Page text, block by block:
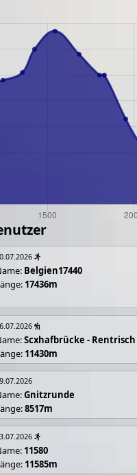
Belgien17440
17436m
Scxhafbrücke - Rentrisch
11430m
Gnitzrunde
8517m
11580
11585m